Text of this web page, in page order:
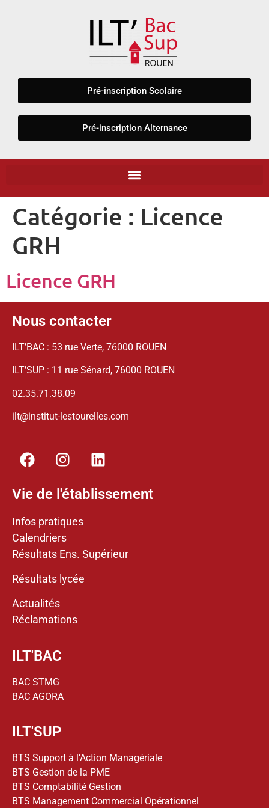
Pré-inscription Scolaire
Pré-inscription Alternance
Catégorie : Licence
GRH
Licence GRH
Nous contacter
ILT’BAC : 53 rue Verte, 76000 ROUEN
ILT’SUP : 11 rue Sénard, 76000 ROUEN
02.35.71.38.09
ilt@institut-lestourelles.com
Vie de l'établissement
Infos pratiques
Calendriers
Résultats Ens. Supérieur
Résultats lycée
Actualités
Réclamations
ILT'BAC
BAC STMG
BAC AGORA
ILT'SUP
BTS Support à l’Action Managériale
BTS Gestion de la PME
BTS Comptabilité Gestion
BTS Management Commercial Opérationnel